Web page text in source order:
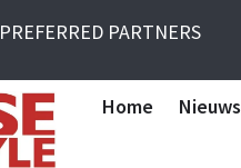
PREFERRED PARTNERS
Home Nieuws